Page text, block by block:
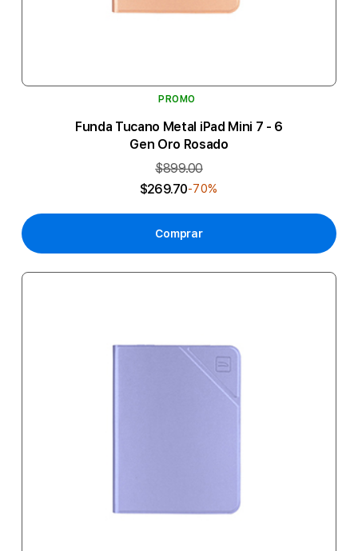
PROMO
Funda Tucano Metal iPad Mini 7 - 6
Gen Oro Rosado
$899.00
$269.70-70%
Comprar